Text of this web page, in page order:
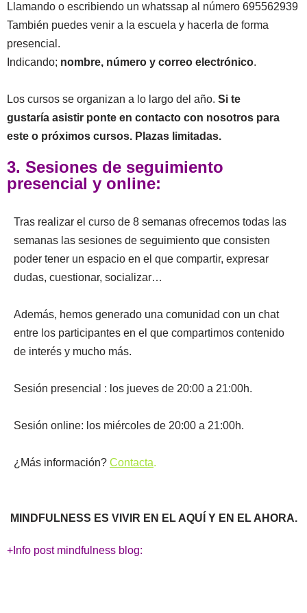
Llamando o escribiendo un whatssap al número 695562939
También puedes venir a la escuela y hacerla de forma
presencial.
Indicando; nombre, número y correo electrónico.
Los cursos se organizan a lo largo del año. Si te
gustaría asistir ponte en contacto con nosotros para
este o próximos cursos. Plazas limitadas.
3. Sesiones de seguimiento
presencial y online:
Tras realizar el curso de 8 semanas ofrecemos todas las
semanas las sesiones de seguimiento que consisten
poder tener un espacio en el que compartir, expresar
dudas, cuestionar, socializar…
Además, hemos generado una comunidad con un chat
entre los participantes en el que compartimos contenido
de interés y mucho más.
Sesión presencial : los jueves de 20:00 a 21:00h.
Sesión online: los miércoles de 20:00 a 21:00h.
¿Más información? Contacta.
MINDFULNESS ES VIVIR EN EL AQUÍ Y EN EL AHORA.
+Info post mindfulness blog: